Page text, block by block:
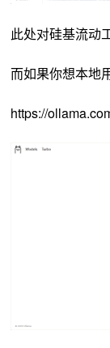
此处对硅基流动
而如果你想本地
https://